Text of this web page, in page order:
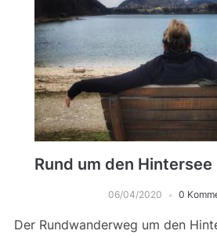
Rund um den
06/04/2020 0
Der Rundwanderweg um den